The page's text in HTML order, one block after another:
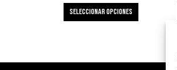
SELECCIONAR OPCIONES